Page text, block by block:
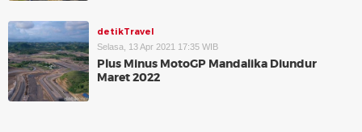
detikTravel
Selasa, 13 Apr 2021 17:35 WIB
Plus Minus MotoGP Mandalika Diundur
Maret 2022